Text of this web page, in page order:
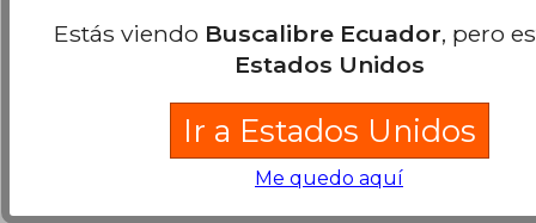
Estás viendo Buscalibre Ecuador, pero
Estados Unidos
Ir a Estados Unidos
Me quedo aquí